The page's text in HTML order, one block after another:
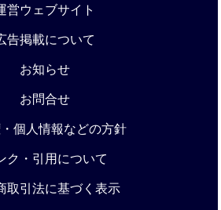
営ウェブサイト
告掲載について
お知らせ
お問合せ
個人情報などの方針
ク・引用について
取引法に基づく表示